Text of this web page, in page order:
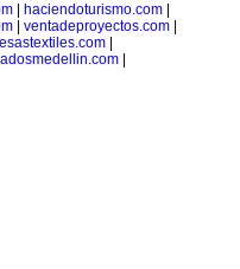
| haciendoturismo.com|
ventadeproyectos.com
|